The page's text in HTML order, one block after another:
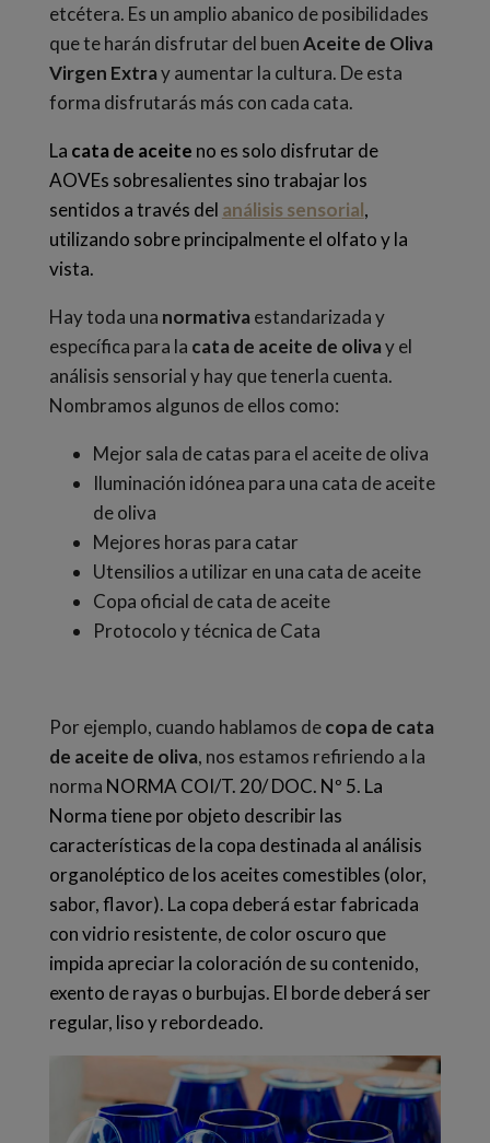
etcétera. Es un amplio abanico de posibilidades
que te harán disfrutar del buenAceite de Oliva
Virgen Extray aumentar la cultura. De esta
forma disfrutarás más con cada cata.
La cata de aceite no es solo disfrutar de
AOVEs sobresalientes sino trabajar los
sentidos a través del análisis sensorial,
utilizando sobre principalmente el olfato y la
vista.
Hay toda una normativa estandarizada y
específica para la cata de aceite de olivay el
análisis sensorial y hay que tenerla cuenta.
Nombramos algunos de ellos como:
Mejor sala de catas para el aceite de oliva
Iluminación idónea para una cata de aceite
de oliva
Mejores horas para catar
Utensilios a utilizar en una cata de aceite
Copa oficial de cata de aceite
Protocolo y técnica de Cata
Por ejemplo, cuando hablamos decopa de cata
de aceite de oliva, nos estamos refiriendo a la
norma NORMA COI/T. 20/ DOC. Nº 5. La
Norma tiene por objeto describir las
características de la copa destinada al análisis
organoléptico de los aceites comestibles (olor,
sabor, flavor). La copa deberá estar fabricada
con vidrio resistente, de color oscuro que
impida apreciar la coloración de su contenido,
exento de rayas o burbujas. El borde deberá ser
regular, liso y rebordeado.